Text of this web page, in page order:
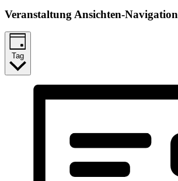
Veranstaltung Ansichten-Navigation
Tag